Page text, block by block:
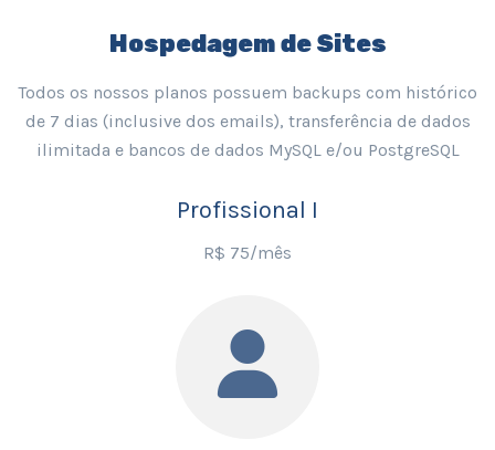
Hospedagem de Sites
Todos os nossos planos possuem backups com histórico
de 7 dias (inclusive dos emails), transferência de dados
ilimitada e bancos de dados MySQL e/ou PostgreSQL
Profissional I
R$ 75/mês